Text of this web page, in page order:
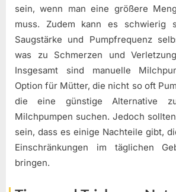
sein, wenn man eine größere
muss. Zudem kann es schwierig
Saugstärke und Pumpfrequenz
was zu Schmerzen und
Insgesamt sind manuelle
Option für Mütter, die nicht so oft
die eine günstige Alternative
Milchpumpen suchen. Jedoch
sein, dass es einige Nachteile gibt,
Einschränkungen im täglichen
bringen.